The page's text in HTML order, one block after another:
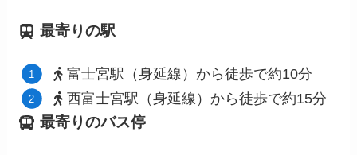
最寄りの駅
富士宮駅（身延線）から徒歩で約10分
西富士宮駅（身延線）から徒歩で約15分
最寄りのバス停